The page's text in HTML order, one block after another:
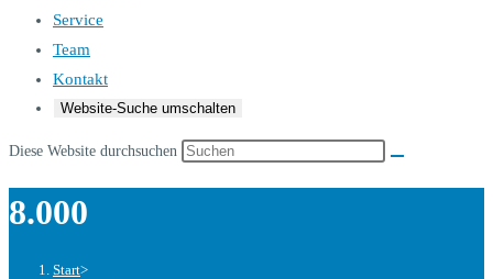
Service
Team
Kontakt
Website-Suche umschalten
Diese Website durchsuchen
8.000
Start>